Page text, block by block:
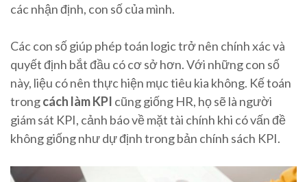
các nhận định, con số của mình.
Các con số giúp phép toán logic trở nên chính xác và
quyết định bắt đầu có cơ sở hơn. Với những con số
này, liệu có nên thực hiện mục tiêu kia không. Kế toán
trongcách làm KPI cũng giống HR, họ sẽ là người
giám sát KPI, cảnh báo về mặt tài chính khi có vấn đề
không giống như dự định trong bản chính sách KPI.